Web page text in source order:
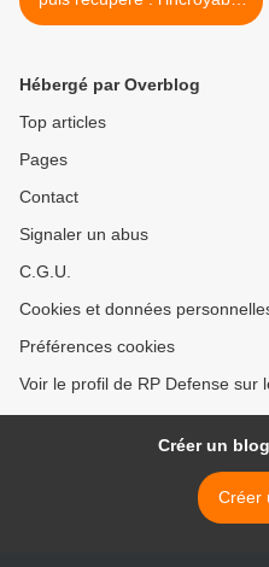
récit du crash d'un Mirage
Hébergé par Overblog
Top articles
Pages
Contact
Signaler un abus
C.G.U.
Cookies et données
Préférences cookies
Voir le profil de RP Defense sur
Créer un
Créer